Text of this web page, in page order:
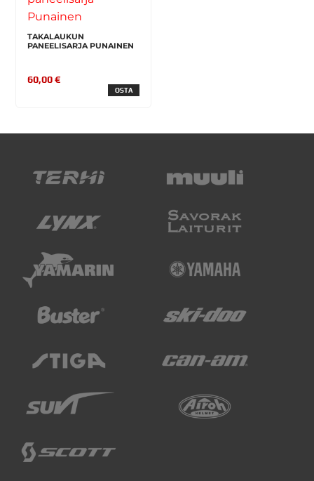
TAKALAUKUN
PANEELISARJA PUNAINEN
60,00 €
OSTA